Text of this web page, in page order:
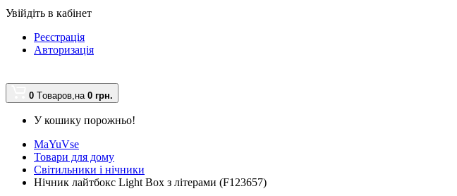
Увійдіть в кабінет
Реєстрація
Авторизація
0 Tоваров,на 0 грн.
У кошику порожньо!
MaYuVse
Товари для дому
Світильники і нічники
Нічник лайтбокс Light Box з літерами (F123657)